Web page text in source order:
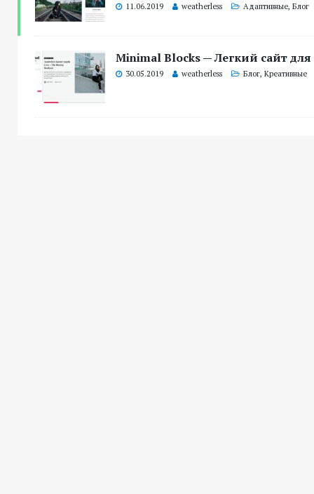
11.06.2019 weatherless Адаптивные, Блог
Minimal Blocks — Легкий сайт для
30.05.2019 weatherless Блог, Креативные